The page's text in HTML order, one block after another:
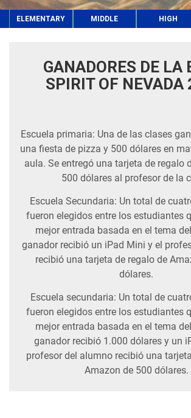
ELEMENTARY MIDDLE HIGH
GANADORES DE LA
SPIRIT OF NEVADA
Escuela primaria: Una de las clases
una fiesta de pizza y 500 dólares en
aula. Se entregó una tarjeta de regalo
500 dólares al profesor de la
Escuela Secundaria: Un total de
fueron elegidos entre los estudiantes
mejor entrada basada en el tema
ganador recibió un iPad Mini y el
recibió una tarjeta de regalo de
dólares.
Escuela secundaria: Un total de
fueron elegidos entre los estudiantes
mejor entrada basada en el tema
ganador recibió 1.000 dólares y un
profesor del alumno recibió una
Amazon de 500 dólares.